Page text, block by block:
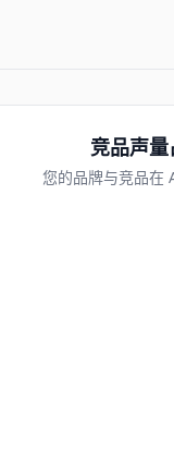
竞品声
您的品牌与竞品在